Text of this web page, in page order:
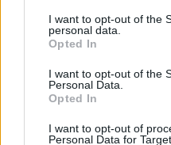
a este sitio y haciendo clic
parte inferior de la página
Please note that this
services and may gather
not limited to your visit or
use your data for below
I want to opt-out of the
personal data.
Opted In
I want to opt-out of the
Personal Data.
Opted In
I want to opt-out of
Personal Data for
¿Por qué se contagia?